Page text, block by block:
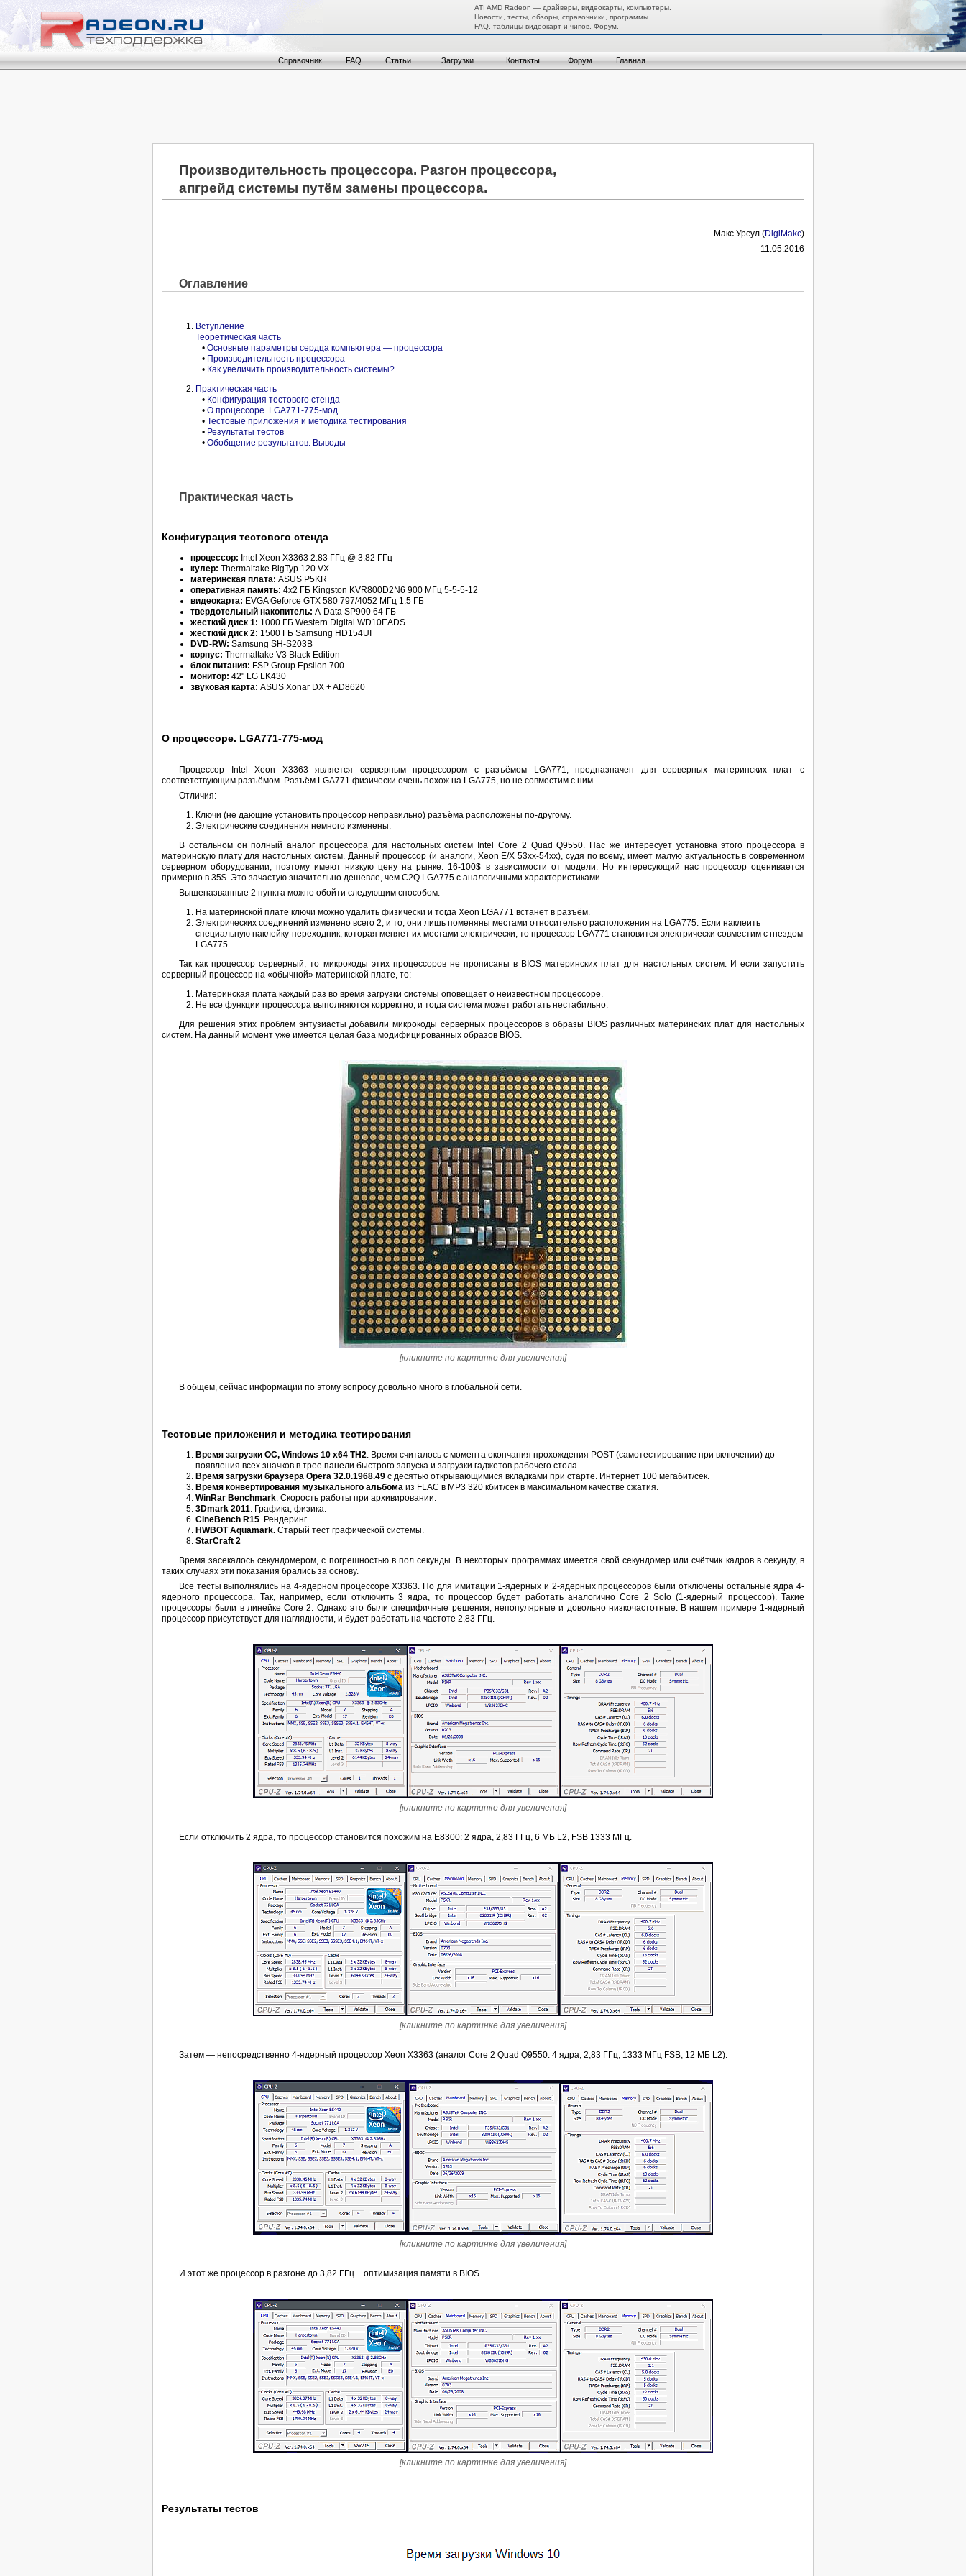
ATI AMD Radeon — драйверы, видеокарты, компьютеры.
Новости, тесты, обзоры, справочники, программы.
FAQ, таблицы видеокарт и чипов. Форум.
Справочник FAQ Статьи Загрузки Контакты Форум Главная
Производительность процессора. Разгон процессора,
апгрейд системы путём замены процессора.
Макс Урсул (DigiMakc)
11.05.2016
Оглавление
Вступление
Теоретическая часть
• Основные параметры сердца компьютера — процессора
• Производительность процессора
• Как увеличить производительность системы?
Практическая часть
• Конфигурация тестового стенда
• О процессоре. LGA771-775-мод
• Тестовые приложения и методика тестирования
• Результаты тестов
• Обобщение результатов. Выводы
Практическая часть
Конфигурация тестового стенда
процессор: Intel Xeon X3363 2.83 ГГц @ 3.82 ГГц
кулер: Thermaltake BigTyp 120 VX
материнская плата: ASUS P5KR
оперативная память: 4х2 ГБ Kingston KVR800D2N6 900 МГц 5-5-5-12
видеокарта: EVGA Geforce GTX 580 797/4052 МГц 1.5 ГБ
твердотельный накопитель: A-Data SP900 64 ГБ
жесткий диск 1: 1000 ГБ Western Digital WD10EADS
жесткий диск 2: 1500 ГБ Samsung HD154UI
DVD-RW: Samsung SH-S203B
корпус: Thermaltake V3 Black Edition
блок питания: FSP Group Epsilon 700
монитор: 42" LG LK430
звуковая карта: ASUS Xonar DX + AD8620
О процессоре. LGA771-775-мод
Процессор Intel Xeon X3363 является серверным процессором с разъёмом LGA771, предназначен для серверных материнских плат с
соответствующим разъёмом. Разъём LGA771 физически очень похож на LGA775, но не совместим с ним.
Отличия:
Ключи (не дающие установить процессор неправильно) разъёма расположены по-другому.
Электрические соединения немного изменены.
В остальном он полный аналог процессора для настольных систем Intel Core 2 Quad Q9550. Нас же интересует установка этого процессора в
материнскую плату для настольных систем. Данный процессор (и аналоги, Xeon E/X 53xx-54xx), судя по всему, имеет малую актуальность в современном
серверном оборудовании, поэтому имеют низкую цену на рынке. 16-100$ в зависимости от модели. Но интересующий нас процессор оценивается
примерно в 35$. Это зачастую значительно дешевле, чем C2Q LGA775 c аналогичными характеристиками.
Вышеназванные 2 пункта можно обойти следующим способом:
На материнской плате ключи можно удалить физически и тогда Xeon LGA771 встанет в разъём.
Электрических соединений изменено всего 2, и то, они лишь поменяны местами относительно расположения на LGA775. Если наклеить
специальную наклейку-переходник, которая меняет их местами электрически, то процессор LGA771 становится электрически совместим с гнездом
LGA775.
Так как процессор серверный, то микрокоды этих процессоров не прописаны в BIOS материнских плат для настольных систем. И если запустить
серверный процессор на «обычной» материнской плате, то:
Материнская плата каждый раз во время загрузки системы оповещает о неизвестном процессоре.
Не все функции процессора выполняются корректно, и тогда система может работать нестабильно.
Для решения этих проблем энтузиасты добавили микрокоды серверных процессоров в образы BIOS различных материнских плат для настольных
систем. На данный момент уже имеется целая база модифицированных образов BIOS.
[кликните по картинке для увеличения]
В общем, сейчас информации по этому вопросу довольно много в глобальной сети.
Тестовые приложения и методика тестирования
Время загрузки ОС, Windows 10 x64 TH2. Время считалось с момента окончания прохождения POST (самотестирование при включении) до
появления всех значков в трее панели быстрого запуска и загрузки гаджетов рабочего стола.
Время загрузки браузера Opera 32.0.1968.49 с десятью открывающимися вкладками при старте. Интернет 100 мегабит/сек.
Время конвертирования музыкального альбома из FLAC в MP3 320 кбит/сек в максимальном качестве сжатия.
WinRar Benchmark. Скорость работы при архивировании.
3Dmark 2011. Графика, физика.
CineBench R15. Рендеринг.
HWBOT Aquamark. Старый тест графической системы.
StarCraft 2
Время засекалось секундомером, с погрешностью в пол секунды. В некоторых программах имеется свой секундомер или счётчик кадров в секунду, в
таких случаях эти показания брались за основу.
Все тесты выполнялись на 4-ядерном процессоре X3363. Но для имитации 1-ядерных и 2-ядерных процессоров были отключены остальные ядра 4-
ядерного процессора. Так, например, если отключить 3 ядра, то процессор будет работать аналогично Core 2 Solo (1-ядерный процессор). Такие
процессоры были в линейке Core 2. Однако это были специфичные решения, непопулярные и довольно низкочастотные. В нашем примере 1-ядерный
процессор присутствует для наглядности, и будет работать на частоте 2,83 ГГц.
[кликните по картинке для увеличения]
Если отключить 2 ядра, то процессор становится похожим на E8300: 2 ядра, 2,83 ГГц, 6 МБ L2, FSB 1333 МГц.
[кликните по картинке для увеличения]
Затем — непосредственно 4-ядерный процессор Xeon X3363 (аналог Core 2 Quad Q9550. 4 ядра, 2,83 ГГц, 1333 МГц FSB, 12 МБ L2).
[кликните по картинке для увеличения]
И этот же процессор в разгоне до 3,82 ГГц + оптимизация памяти в BIOS.
[кликните по картинке для увеличения]
Результаты тестов